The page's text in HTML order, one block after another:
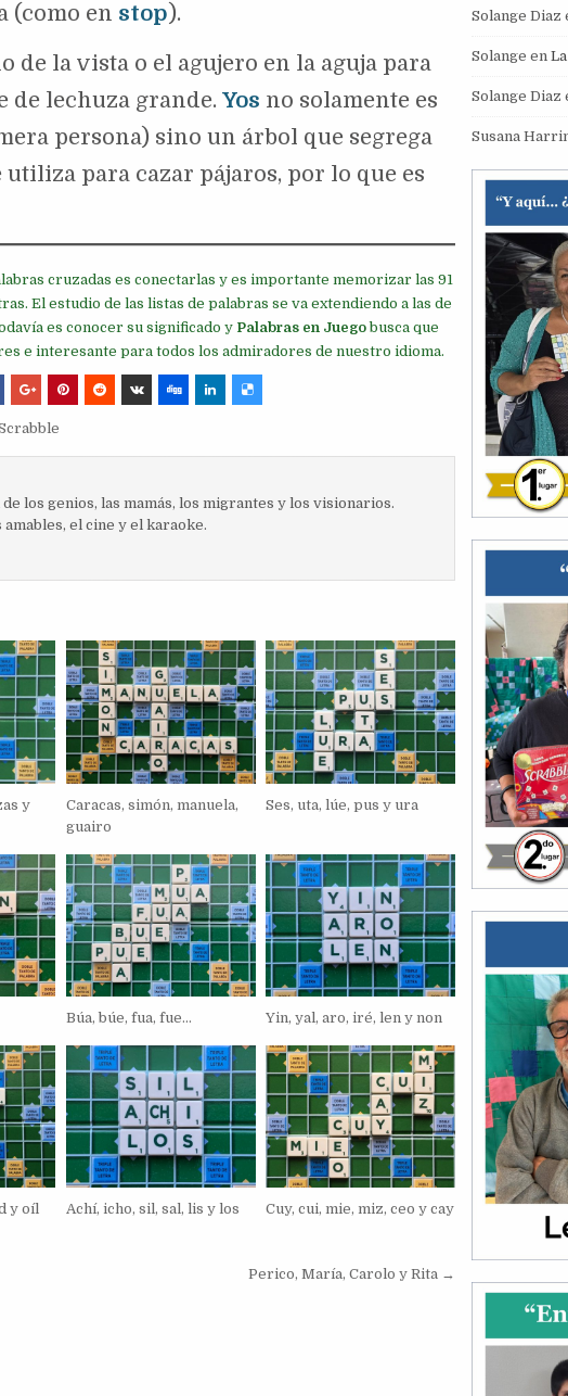
(como en stop).
de la vista o el agujero en la aguja para
de lechuza grande. Yos no solamente es
persona) sino un árbol que segrega
para cazar pájaros, por lo que es
cruzadas es conectarlas y es importante memorizar las 91
El estudio de las listas de palabras se va extendiendo a las de
es conocer su significado y Palabras en Juegobusca que
e interesante para todos los admiradores de nuestro idioma.
los genios, las mamás, los migrantes y los visionarios.
el cine y el karaoke.
y
Caracas, simón, manuela,
guairo
Ses, uta, lúe, pus y ura
Búa, búe, fua, fue… Yin, yal, aro, iré, len y non
y oíl Achí, icho, sil, sal, lis y los Cuy, cui, mie, miz, ceo y cay
Perico, María, Carolo y Rita →
Solange Diaz
Solange en
Solange Diaz
Susana